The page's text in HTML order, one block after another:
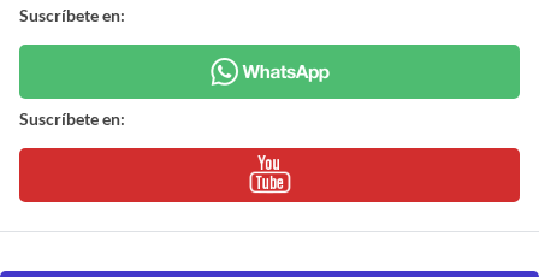
Suscríbete en:
Suscríbete en: